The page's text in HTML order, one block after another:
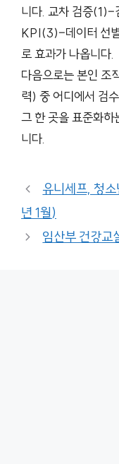
니다. 교차 검증
KPI(3)–데이터 선
로 효과가 나옵니다.
다음으로는 본인 조
력) 중 어디에서 검
그 한 곳을 표준화
니다.
유니세프, 청
년 1월)
임산부 건강교